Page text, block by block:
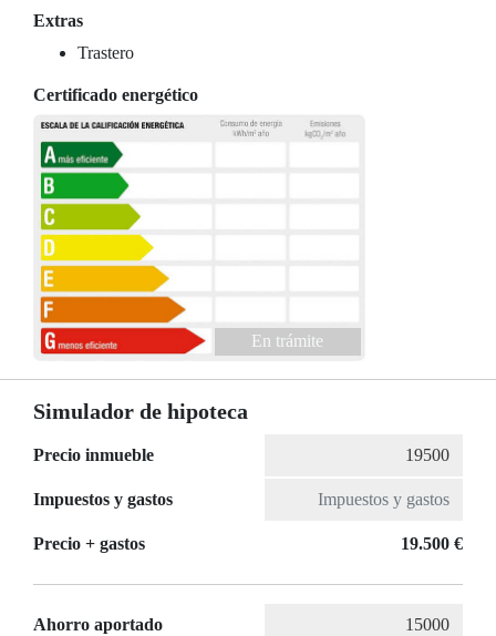
Extras
Trastero
Certificado energético
En trámite
Simulador de hipoteca
Precio inmueble
Impuestos y gastos
Precio + gastos 19.500 €
Ahorro aportado